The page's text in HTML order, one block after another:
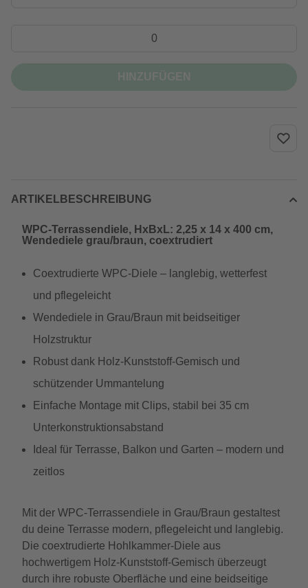
ARTIKELBESCHREIBUNG
WPC-Terrassendiele, HxBxL: 2,25 x 14 x 400 cm,
Wendediele grau/braun, coextrudiert
Coextrudierte WPC-Diele – langlebig, wetterfest
und pflegeleicht
Wendediele in Grau/Braun mit beidseitiger
Holzstruktur
Robust dank Holz-Kunststoff-Gemisch und
schützender Ummantelung
Einfache Montage mit Clips, stabil bei 35 cm
Unterkonstruktionsabstand
Ideal für Terrasse, Balkon und Garten – modern und
zeitlos
Mit der WPC-Terrassendiele in Grau/Braun gestaltest
du deine Terrasse modern, pflegeleicht und langlebig.
Die coextrudierte Hohlkammer-Diele aus
hochwertigem Holz-Kunststoff-Gemisch überzeugt
durch ihre robuste Oberfläche und eine beidseitige